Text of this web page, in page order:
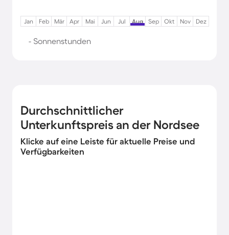
Jan Feb Mär Apr Mai Jun Jul Aug Sep Okt Nov Dez
- Sonnenstunden
Durchschnittlicher
Unterkunftspreis an der Nordsee
Klicke auf eine Leiste für aktuelle Preise und
Verfügbarkeiten